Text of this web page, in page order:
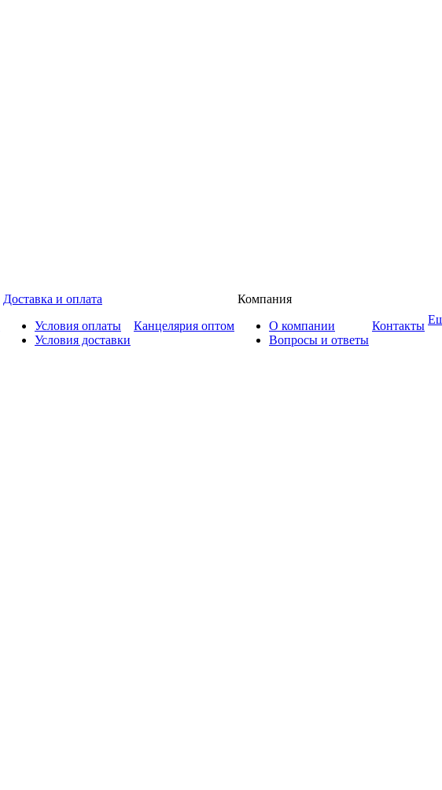
Доставка и оплата
Условия оплаты
Условия доставки
Канцелярия оптом
Компания
О компании
Вопросы и ответы
Контакты